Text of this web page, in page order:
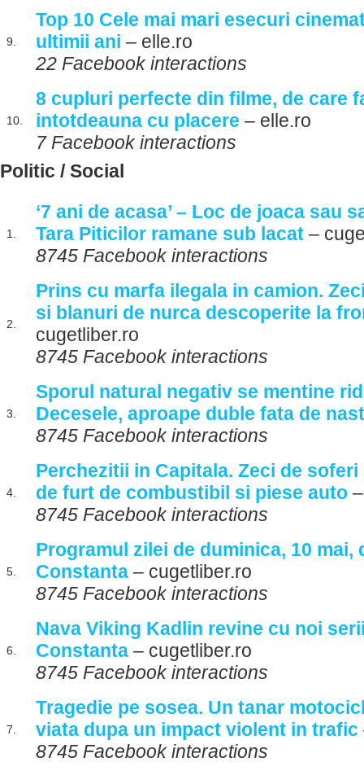
9.
Top 10 Cele mai mari esecuri
ultimii ani – elle.ro
22 Facebook interactions
10.
8 cupluri perfecte din filme, de care
intotdeauna cu placere – elle.ro
7 Facebook interactions
Politic / Social
1.
‘7 ani de acasa’ – Loc de joaca sau
Tara Piticilor ramane sub lacat –
8745 Facebook interactions
2.
Prins cu marfa ilegala in camion.
si blanuri de nurca descoperite la
cugetliber.ro
8745 Facebook interactions
3.
Sporul natural negativ se mentine
Decesele, aproape duble fata de
8745 Facebook interactions
4.
Perchezitii in Capitala. Zeci de
de furt de combustibil si piese auto
8745 Facebook interactions
5.
Programul zilei de duminica, 10 mai,
Constanta – cugetliber.ro
8745 Facebook interactions
6.
Nava Viking Kadlin revine cu noi
Constanta – cugetliber.ro
8745 Facebook interactions
7.
Tragedie pe sosea. Un tanar
viata dupa un impact violent in trafic
8745 Facebook interactions